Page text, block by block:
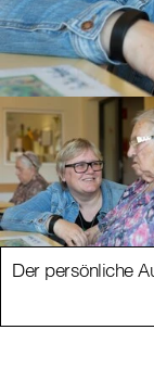
Der persönliche